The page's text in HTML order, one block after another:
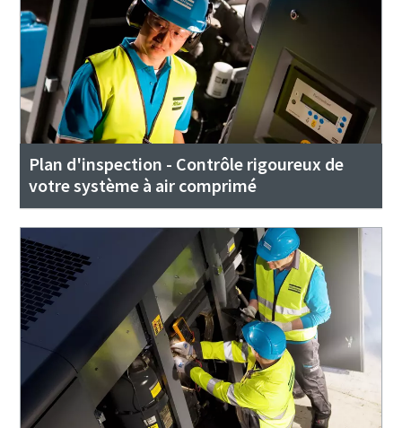
Plan d'inspection - Contrôle rigoureux de
votre système à air comprimé